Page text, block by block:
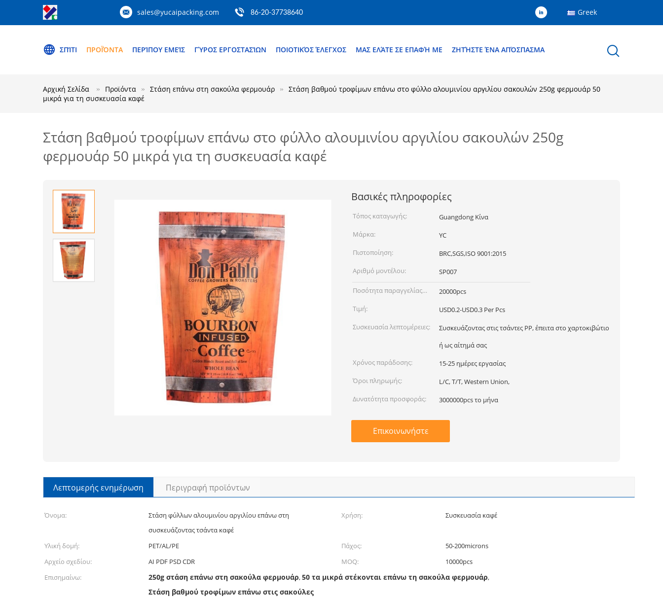
sales@yucaipacking.com 86-20-37738640 Greek
ΣΠΊΤΙ ΠΡΟΪΌΝΤΑ ΠΕΡΊΠΟΥ ΕΜΕΊΣ ΓΎΡΟΣ ΕΡΓΟΣΤΑΣΊΩΝ ΠΟΙΟΤΙΚΌΣ ΈΛΕΓΧΟΣ ΜΑΣ ΕΛΆΤΕ ΣΕ ΕΠΑΦΉ ΜΕ ΖΗΤΉΣΤΕ ΈΝΑ ΑΠΌΣΠΑΣΜΑ
Αρχική Σελίδα Προϊόντα Στάση επάνω στη σακούλα φερμουάρ
Στάση βαθμού τροφίμων επάνω στο φύλλο αλουμινίου αργιλίου σακουλών 250g φερμουάρ 50
μικρά για τη συσκευασία καφέ
Στάση βαθμού τροφίμων επάνω στο φύλλο αλουμινίου αργιλίου σακουλών 250g
φερμουάρ 50 μικρά για τη συσκευασία καφέ
Βασικές πληροφορίες
Τόπος καταγωγής:
Guangdong Κίνα
Μάρκα:
YC
Πιστοποίηση:
BRC,SGS,ISO 9001:2015
Αριθμό μοντέλου:
SP007
Ποσότητα παραγγελίας
min:
20000pcs
Τιμή:
USD0.2-USD0.3 Per Pcs
Συσκευασία λεπτομέρειες:
Συσκευάζοντας στις τσάντες PP, έπειτα στο χαρτοκιβώτιο
ή ως αίτημά σας
Χρόνος παράδοσης:
15-25 ημέρες εργασίας
Όροι πληρωμής:
L/C, T/T, Western Union,
Δυνατότητα προσφοράς:
3000000pcs το μήνα
Επικοινωνήστε
Λεπτομερής ενημέρωση Περιγραφή προϊόντων
Όνομα:
Στάση φύλλων αλουμινίου αργιλίου επάνω στη
συσκευάζοντας τσάντα καφέ
Χρήση: Συσκευασία καφέ
Υλική δομή: PET/AL/PE Πάχος:
50-200microns
Αρχείο σχεδίου:
AI PDF PSD CDR MOQ:
10000pcs
Επισημαίνω:
250g στάση επάνω στη σακούλα φερμουάρ,50 τα μικρά στέκονται επάνω τη σακούλα φερμουάρ,
Στάση βαθμού τροφίμων επάνω στις σακούλες